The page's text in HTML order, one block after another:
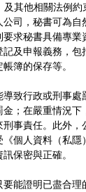
及其他相關法例
司，秘書可為自
求秘書具備專業
及申報義務，包
簿的保存等。
致行政或刑事處
；在嚴重情況下
事責任。此外，
個人資料（私隱
保密與正確。
能證明已盡合